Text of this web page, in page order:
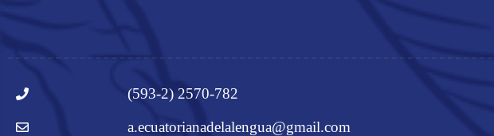
(593-2) 2570-782
a.ecuatorianadelalengua@gmail.com